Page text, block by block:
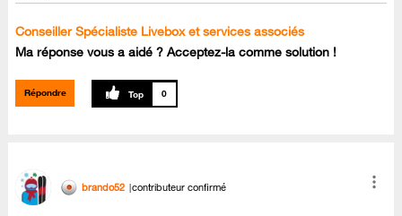
Conseiller Spécialiste Livebox et services associés
Ma réponse vous a aidé ? Acceptez-la comme solution !
Répondre 0
brando52 contributeur confirmé